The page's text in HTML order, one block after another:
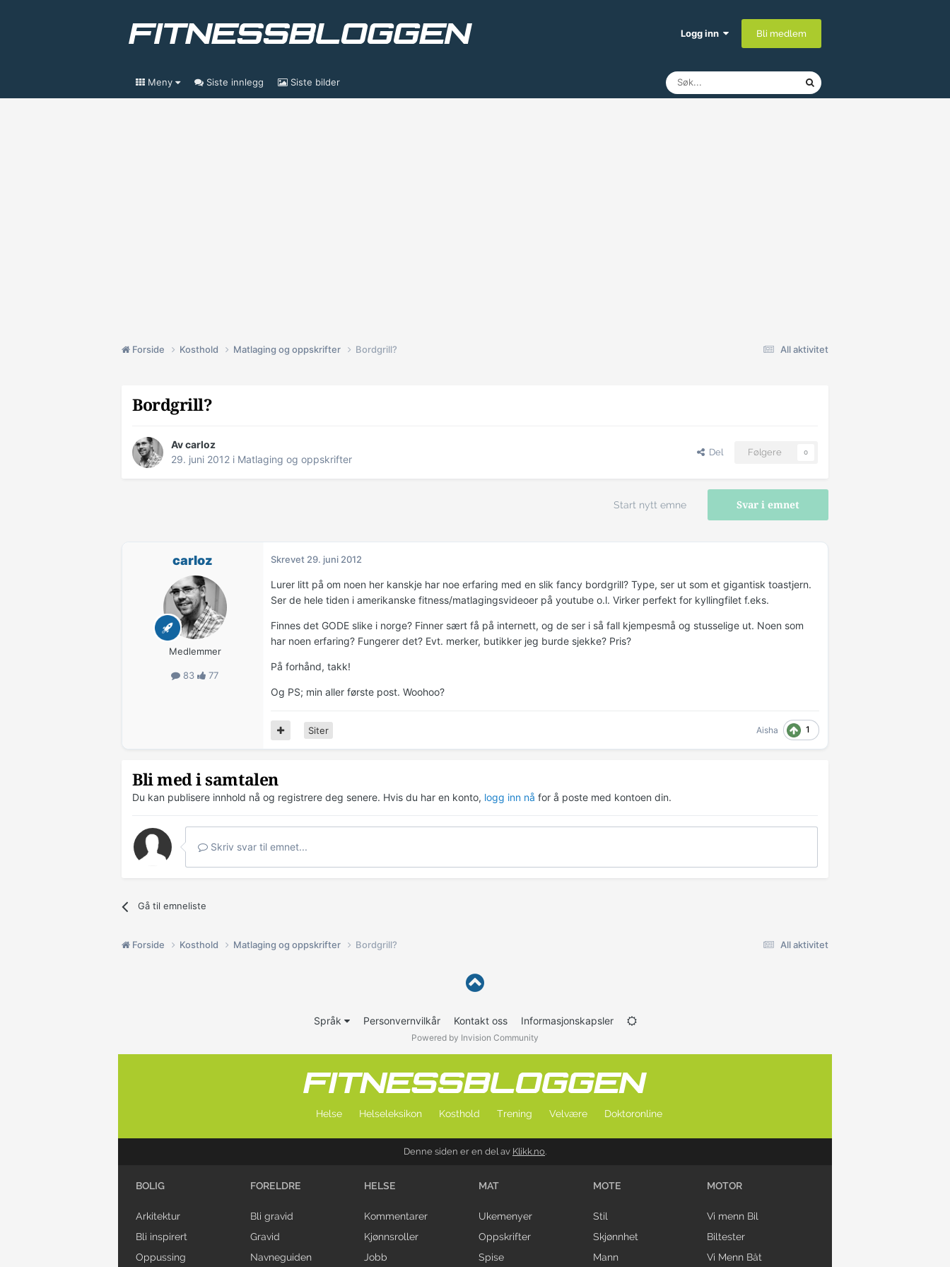
Logg inn Bli medlem
Meny Siste innlegg Siste bilder
All aktivitet
Forside Kosthold Matlaging og oppskrifter Bordgrill?
Bordgrill?
Avcarloz
29. juni 2012 i Matlaging og oppskrifter
Del Følgere 0
Svar i emnet
Start nytt emne
carloz
Medlemmer
83 77
Skrevet 29. juni 2012
Lurer litt på om noen her kanskje har noe erfaring med en slik fancy bordgrill? Type, ser ut som et gigantisk toastjern.
Ser de hele tiden i amerikanske fitness/matlagingsvideoer på youtube o.l. Virker perfekt for kyllingfilet f.eks.
Finnes det GODE slike i norge? Finner sært få på internett, og de ser i så fall kjempesmå og stusselige ut. Noen som
har noen erfaring? Fungerer det? Evt. merker, butikker jeg burde sjekke? Pris?
På forhånd, takk!
Og PS; min aller første post. Woohoo?
Aisha 1
Siter
Bli med i samtalen
Du kan publisere innhold nå og registrere deg senere. Hvis du har en konto, logg inn nå for å poste med kontoen din.
Skriv svar til emnet...
Gå til emneliste
All aktivitet
Forside Kosthold Matlaging og oppskrifter Bordgrill?
Språk Personvernvilkår Kontakt oss Informasjonskapsler
Powered by Invision Community
Helse Helseleksikon Kosthold Trening Velvære Doktoronline
Denne siden er en del av Klikk.no.
BOLIG
Arkitektur
Bli inspirert
Oppussing
FORELDRE
Bli gravid
Gravid
Navneguiden
HELSE
Kommentarer
Kjønnsroller
Jobb
MAT
Ukemenyer
Oppskrifter
Spise
MOTE
Stil
Skjønnhet
Mann
MOTOR
Vi menn Bil
Biltester
Vi Menn Båt